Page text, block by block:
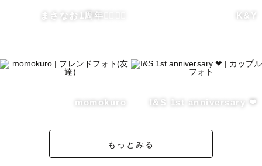
まさなお1周年✌🏼✌🏼 K&Y
momokuro I&S 1st anniversary ❤︎
もっとみる